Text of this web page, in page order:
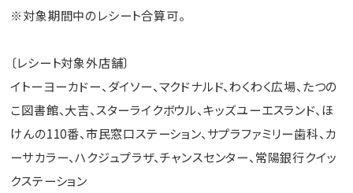
※対象期間中のレシート合算可。
〔レシート対象外店舗〕
イトーヨーカドー、ダイソー、マクドナルド、わくわく広場、たつの
こ図書館、大吉、スターライクボウル、キッズユーエスランド、ほ
けんの110番、市民窓口ステーション、サプラファミリー歯科、カ
ーサカラー、ハクジュプラザ、チャンスセンター、常陽銀行クイッ
クステーション